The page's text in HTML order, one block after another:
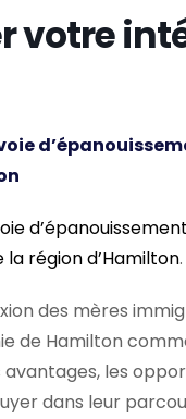
votre
d’épanouissement
région d’Hamilton.
des mères
de Hamilton
les
dans leur